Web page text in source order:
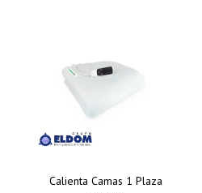
Calienta Camas 1 Plaza